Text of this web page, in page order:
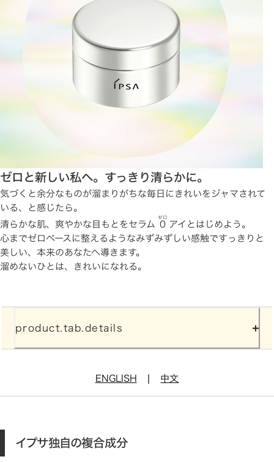
ゼロと新しい私へ。すっきり清らかに。
気づくと余分なものが溜まりがちな毎日にきれいをジャマされて
いる、と感じたら。
清らかな肌、爽やかな目もとをセラム 0
ゼロ
アイとはじめよう。
心までゼロベースに整えるようなみずみずしい感触ですっきりと
美しい、本来のあなたへ導きます。
溜めないひとは、きれいになれる。
product.tab.details
ENGLISH 中文
イプサ独自の複合成分